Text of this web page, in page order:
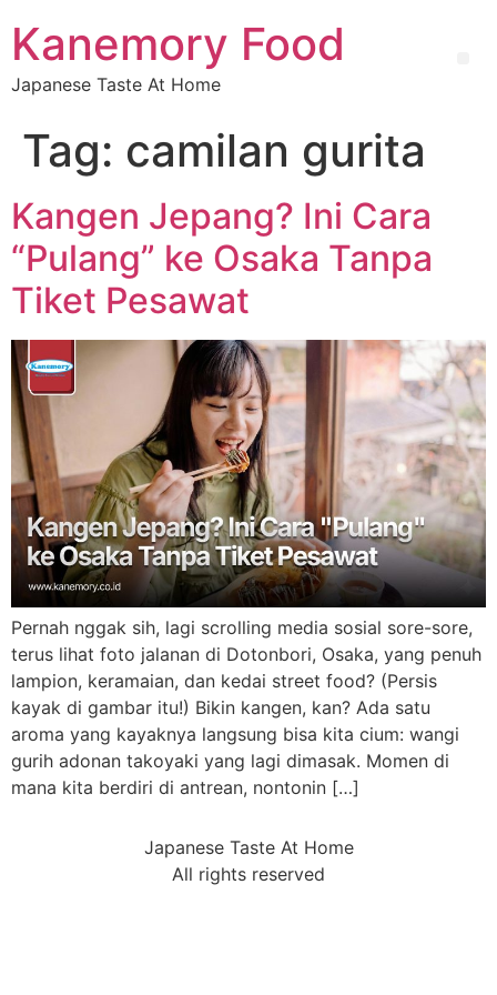
Kanemory Food
Japanese Taste At Home
Tag: camilan gurita
Kangen Jepang? Ini Cara
“Pulang” ke Osaka Tanpa
Tiket Pesawat
Pernah nggak sih, lagi scrolling media sosial sore-sore,
terus lihat foto jalanan di Dotonbori, Osaka, yang penuh
lampion, keramaian, dan kedai street food? (Persis
kayak di gambar itu!) Bikin kangen, kan? Ada satu
aroma yang kayaknya langsung bisa kita cium: wangi
gurih adonan takoyaki yang lagi dimasak. Momen di
mana kita berdiri di antrean, nontonin […]
Japanese Taste At Home
All rights reserved